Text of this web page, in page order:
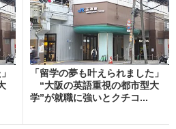
「留学の夢も叶えられました」
“大阪の英語重視の都市型大
学”が就職に強いとクチコ...